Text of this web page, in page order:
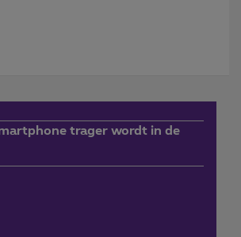
trager wordt in de